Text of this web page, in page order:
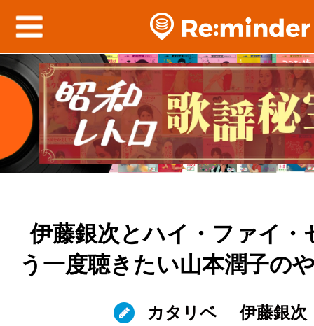
伊藤銀次とハイ・ファイ・
う一度聴きたい山本潤子の
カタリベ 伊藤銀次